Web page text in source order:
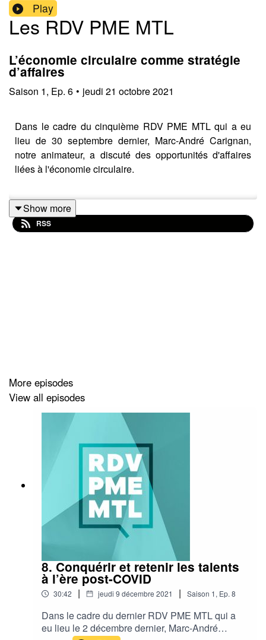
Play
Les RDV PME MTL
L’économie circulaire comme stratégie
d’affaires
Saison 1, Ep. 6 • jeudi 21 octobre 2021
Dans le cadre du cinquième RDV PME MTL qui a eu
lieu de 30 septembre dernier, Marc-André Carignan,
notre animateur, a discuté des opportunités d'affaires
liées à l'économie circulaire.
Nos invités :
Pour en savoir plus sur PME MTL, le réseau de soutien
aux entreprises de la Ville de Montréal :
https://www.pmemtl.com
Show more
RSS
More episodes
View all episodes
8. Conquérir et retenir les talents
à l’ère post-COVID
30:42 | jeudi 9 décembre 2021 | Saison 1, Ep. 8
Dans le cadre du dernier RDV PME MTL qui a
eu lieu le 2 décembre dernier, Marc-André